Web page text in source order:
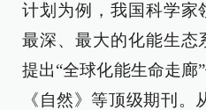
计划为例，我国科学家
最深、最大的化能生态
提出“全球化能生命走廊
《自然》等顶级期刊。